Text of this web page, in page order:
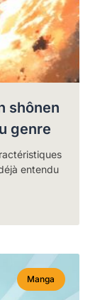
shônen
genre
entendu
Manga